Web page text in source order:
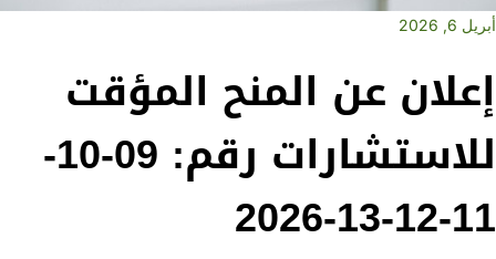
أبريل 6, 2026
إعلان عن المنح المؤقت
للاستشارات رقم: 09-10-
11-12-13-2026